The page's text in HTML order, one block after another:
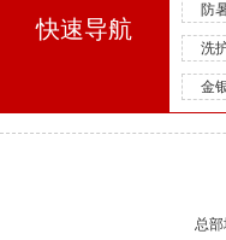
快速导航
防
洗
金
总